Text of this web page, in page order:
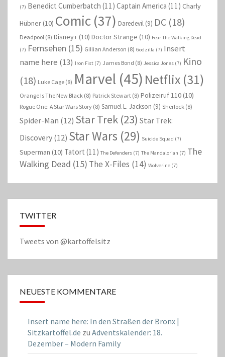
(7) Benedict Cumberbatch (11) Captain America (11) Charly
Hübner (10) Comic (37) Daredevil (9) DC (18)
Deadpool (8) Disney+ (10) Doctor Strange (10) Fear The Walking Dead
(7) Fernsehen (15) Gillian Anderson (8) Godzilla (7) Insert
name here (13) Iron Fist (7) James Bond (8) Jessica Jones (7) Kino
(18) Luke Cage (8) Marvel (45) Netflix (31)
Orange Is The New Black (8) Patrick Stewart (8) Polizeiruf 110 (10)
Rogue One: A Star Wars Story (8) Samuel L. Jackson (9) Sherlock (8)
Spider-Man (12) Star Trek (23) Star Trek:
Discovery (12) Star Wars (29) Suicide Squad (7)
Superman (10) Tatort (11) The Defenders (7) The Mandalorian (7) The
Walking Dead (15) The X-Files (14) Wolverine (7)
TWITTER
Tweets von @kartoffelsitz
NEUESTE KOMMENTARE
Insert name here: In den Straßen der Bronx |
Sitzkartoffel.de zu Adventskalender: 18.
Dezember – Modern Family